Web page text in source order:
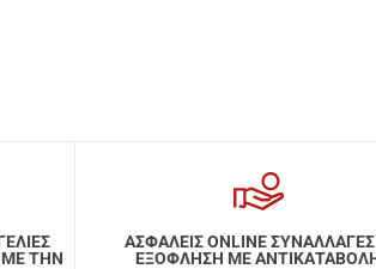
ΑΣΦΑΛΕΙΣ ONLINE
ΕΞΟΦΛΗΣΗ ΜΕ